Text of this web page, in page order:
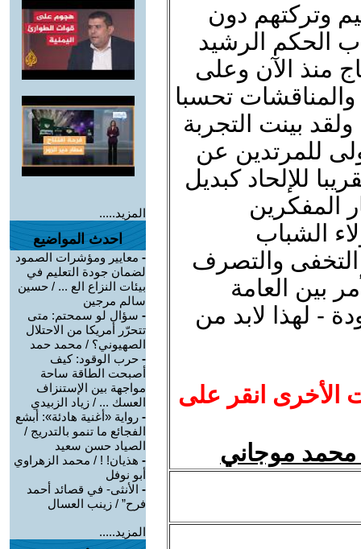
وتركتهم دون
الحكم الرشيد
منذ الآن وعلى
تحسبا
بينت التجربة
للمرتدين عن
للإلحاد كبديل
المفكرين
الشباب
والتصرف
بين العامة
- لهذا لابد من
الأخرى انقر على
محمد موجاني
المزيد.....
احدث المواضيع
- معايير ومؤشرات الصمود
لضمان جودة التعليم في
بيئات النزاع الع ... / حسين
سالم مرجين
- سؤال لو سمحتم: متى
تتحرّر أمريكا من الاحتلال
الصهيوني؟ / محمد حمد
- حرب الوقود: كيف
أصبحت الطاقة ساحة
مواجهة بين الإستنزاف
العسك ... / زياد الزبيدي
- رواية «أغنية هادئة»: أبشع
الفجائع ما تنمو بالتدريج /
الصياد حسن سعيد
- هذيان! ! / محمد الزهراوي
أبو نوفل
- الأنثى- في قصائد أحمد
فرح” / زينب العسال
المزيد.....